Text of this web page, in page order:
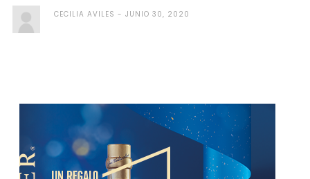
CECILIA AVILES JUNIO 30, 2020